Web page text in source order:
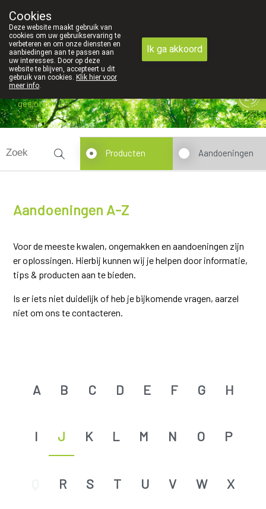
gesloten
Aandoeningen A-Z
Producten Aandoeningen
Voor de meeste kwalen, ongemakken en aandoeningen zijn
er oplossingen. Hierbij kunnen wij je helpen door informatie,
tips & producten aan te bieden.
Is er iets niet duidelijk of heb je bijkomende vragen, aarzel
niet om ons te contacteren.
A B C D E F G H
I J K L M N O P
R S T U V W X
Cookies
Deze website maakt gebruik van
cookies om uw gebruikservaring te
verbeteren en om onze diensten en
aanbiedingen aan te passen aan
uw interesses. Door op deze
website te blijven, accepteert u dit
gebruik van cookies. Klik hier voor
meer info.
Ik ga akkoord